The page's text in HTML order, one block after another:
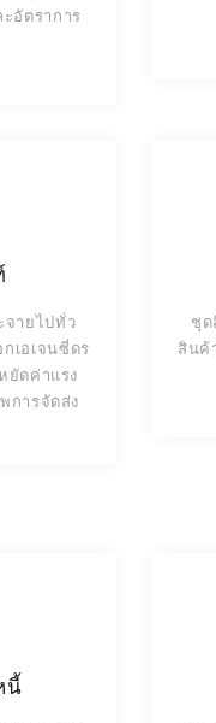
อัตราการ
จายไปทั่ว
เอเจนซี่ดร
ยัดค่าแรง
การจัดส่ง
ชุด
สินค้
นี้